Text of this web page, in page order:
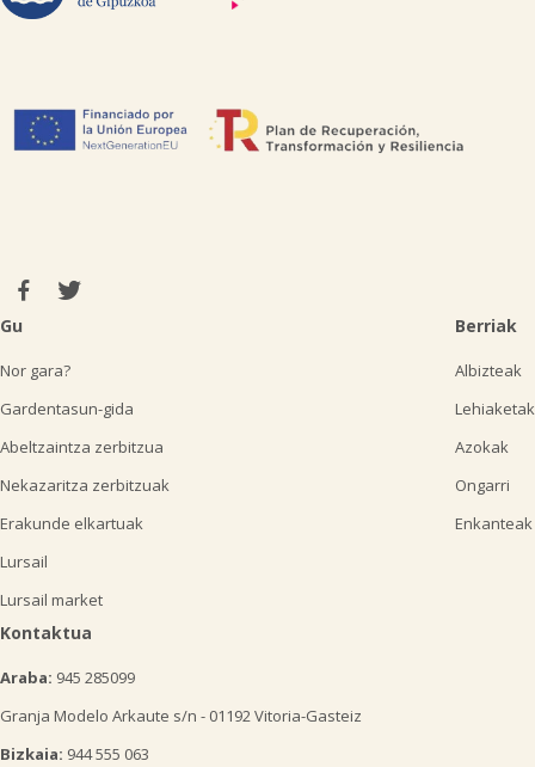
Gu
Nor gara?
Gardentasun-gida
Abeltzaintza zerbitzua
Nekazaritza zerbitzuak
Erakunde elkartuak
Lursail
Lursail market
Berriak
Albizteak
Lehiaketak
Azokak
Ongarri
Enkanteak
Kontaktua
Araba: 945 285099
Granja Modelo Arkaute s/n - 01192 Vitoria-Gasteiz
Bizkaia: 944 555 063